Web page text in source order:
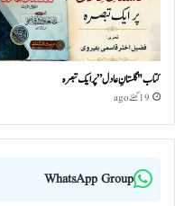
کتاب "گلستانِ عادل” پر ایک تبصرہ
19 گھنٹے ago
WhatsApp Group